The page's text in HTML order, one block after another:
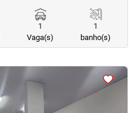
1
Vaga(s)
1
banho(s)